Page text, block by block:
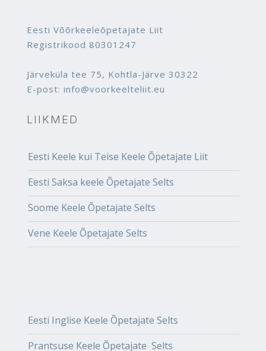
Eesti Võõrkeeleõpetajate Liit
Registrikood 80301247
Järveküla tee 75, Kohtla-Järve 30322
E-post: info@voorkeelteliit.eu
LIIKMED
Eesti Keele kui Teise Keele Õpetajate Liit
Eesti Saksa keele Õpetajate Selts
Soome Keele Õpetajate Selts
Vene Keele Õpetajate Selts
Eesti Inglise Keele Õpetajate Selts
Prantsuse Keele Õpetajate Selts